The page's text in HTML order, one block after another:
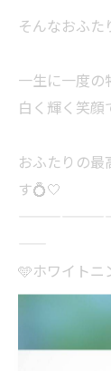
そんなおふた
一生に一度の
白く輝く笑顔
おふたりの
す💍🤍
🩵ホワイトニ
TEL📞 090-
〒450-0003